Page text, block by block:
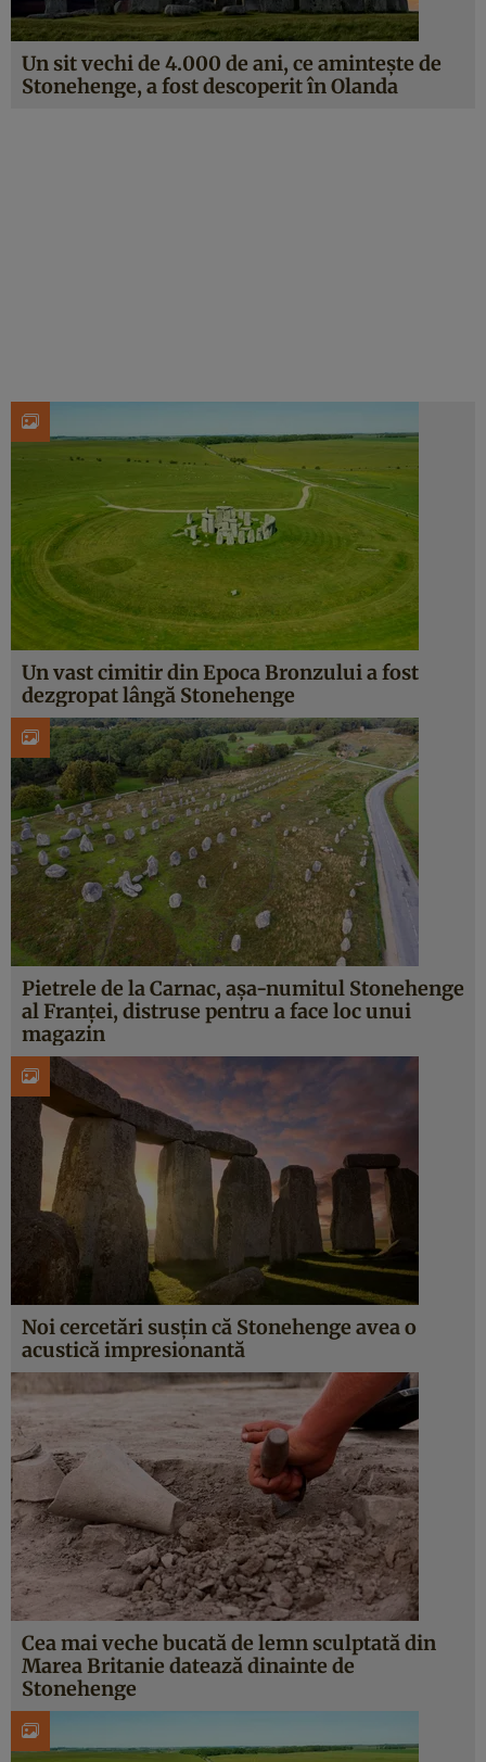
Un sit vechi de 4.000 de ani, ce amintește de
Stonehenge, a fost descoperit în Olanda
Un vast cimitir din Epoca Bronzului a fost
dezgropat lângă Stonehenge
Pietrele de la Carnac, așa-numitul Stonehenge
al Franței, distruse pentru a face loc unui
magazin
Noi cercetări susțin că Stonehenge avea o
acustică impresionantă
Cea mai veche bucată de lemn sculptată din
Marea Britanie datează dinainte de
Stonehenge